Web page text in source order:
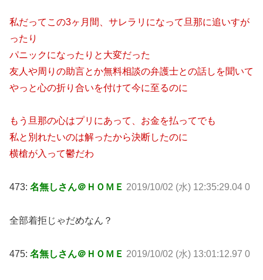
私だってこの3ヶ月間、サレラリになって旦那に追いすが
ったり
パニックになったりと大変だった
友人や周りの助言とか無料相談の弁護士との話しを聞いて
やっと心の折り合いを付けて今に至るのに
もう旦那の心はプリにあって、お金を払ってでも
私と別れたいのは解ったから決断したのに
横槍が入って鬱だわ
473: 名無しさん＠ＨＯＭＥ 2019/10/02 (水) 12:35:29.04 0
全部着拒じゃだめなん？
475: 名無しさん＠ＨＯＭＥ 2019/10/02 (水) 13:01:12.97 0